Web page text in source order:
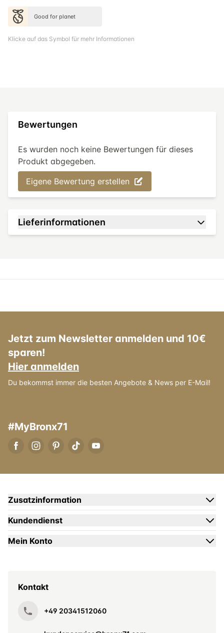
Good for planet
Klicke auf das Symbol für mehr Informationen
Bewertungen
Es wurden noch keine Bewertungen für dieses
Produkt abgegeben.
Eigene Bewertung erstellen
Lieferinformationen
Jetzt zum Newsletter anmelden und 10€
sparen!
Hier anmelden
Du bekommst immer die besten Angebote & News per E-Mail!
#MyBronx71
Zusatzinformation
Kundendienst
Mein Konto
Kontakt
+49 20341512060